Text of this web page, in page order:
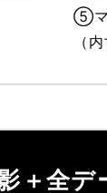
⑤マ
（
＋全デ